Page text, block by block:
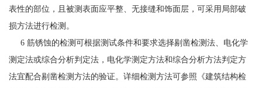
表性的部位，且被测表面应平整、无接缝和饰面层，可采用局部破
损方法进行检测。
6 筋锈蚀的检测可根据测试条件和要求选择剔凿检测法、电化学
测定法或综合分析判定法，电化学测定方法和综合分析方法判定方
法宜配合剔凿检测方法的验证。详细检测方法可参照《建筑结构检